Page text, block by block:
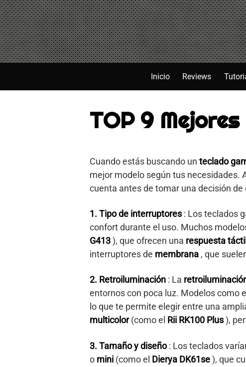
Saltar
al
contenido
Inicio Reviews
TOP 9
Cuando estás buscando un teclado
mejor modelo según tus necesidades.
cuenta antes de tomar una decisión de
1. Tipo de interruptores: Los teclados
confort durante el uso. Muchos
G413), que ofrecen una respuesta táctil
interruptores de membrana , que
2. Retroiluminación : La
entornos con poca luz. Modelos como el
lo que te permite elegir entre una
multicolor(como el Rii RK100 Plus),
3. Tamaño y diseño: Los teclados
o mini (como el Dierya DK61se), que